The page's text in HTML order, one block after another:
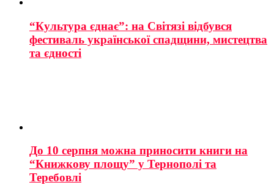
“Культура єднає”: на Світязі відбувся
фестиваль української спадщини, мистецтва
та єдності
До 10 серпня можна приносити книги на
“Книжкову площу” у Тернополі та
Теребовлі